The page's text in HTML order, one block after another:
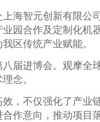
海智元创新有限公
园合作及定制化机
区传统产业赋能。
届进博会。观摩全
念。
，不仅强化了产业
合作意向，推动项目